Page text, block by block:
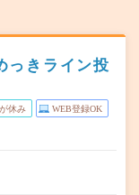
っきライン投
休み WEB登録OK